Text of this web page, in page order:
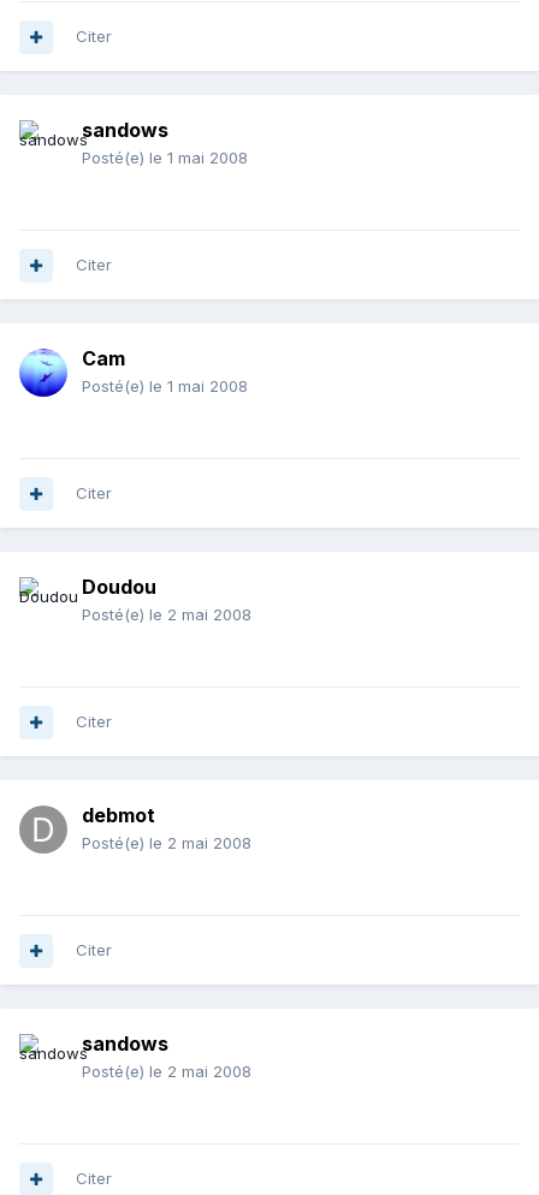
Citer
sandows
Posté(e) le 1 mai 2008
Citer
Cam
Posté(e) le 1 mai 2008
Citer
Doudou
Posté(e) le 2 mai 2008
Citer
debmot
Posté(e) le 2 mai 2008
Citer
sandows
Posté(e) le 2 mai 2008
Citer